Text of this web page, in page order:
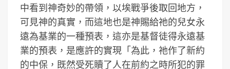
中看到神奇妙的帶領，以埃戰爭後取回地方，
可見神的真實，而這地也是神賜給祂的兒女永
遠為基業的一種預表，這亦是基督徒得永遠基
業的預表，是應許的實現「為此，祂作了新約
的中保，既然受死贖了人在前約之時所犯的罪